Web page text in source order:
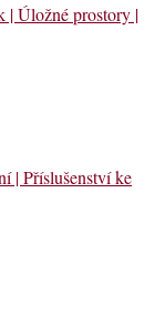
| Úložné prostory |
| Příslušenství ke